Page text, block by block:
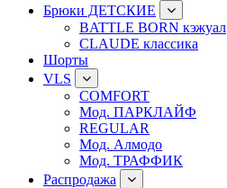
Брюки ДЕТСКИЕ
BATTLE BORN кэжуал
CLAUDE классика
Шорты
VLS
COMFORT
Мод. ПАРКЛАЙФ
REGULAR
Мод. Алмодо
Мод. ТРАФФИК
Распродажа